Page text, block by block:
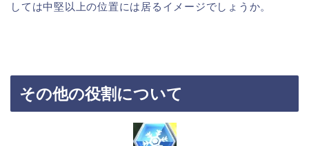
しては中堅以上の位置には居るイメージでしょうか。
その他の役割について